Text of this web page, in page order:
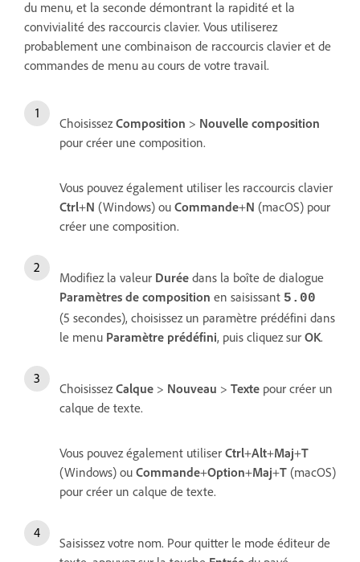
du menu, et la seconde démontrant la rapidité et la
convivialité des raccourcis clavier. Vous utiliserez
probablement une combinaison de raccourcis clavier et de
commandes de menu au cours de votre travail.
Choisissez Composition > Nouvelle composition
pour créer une composition.
Vous pouvez également utiliser les raccourcis clavier
Ctrl+N (Windows) ou Commande+N (macOS) pour
créer une composition.
Modifiez la valeur Durée dans la boîte de dialogue
Paramètres de composition en saisissant 5.00
(5 secondes), choisissez un paramètre prédéfini dans
le menu Paramètre prédéfini, puis cliquez sur OK.
Choisissez Calque > Nouveau > Texte pour créer un
calque de texte.
Vous pouvez également utiliser Ctrl+Alt+Maj+T
(Windows) ou Commande+Option+Maj+T (macOS)
pour créer un calque de texte.
Saisissez votre nom. Pour quitter le mode éditeur de